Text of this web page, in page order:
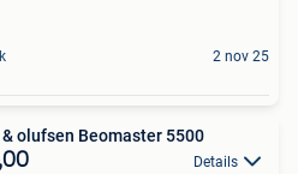
2 nov 25
& olufsen Beomaster 5500
Details